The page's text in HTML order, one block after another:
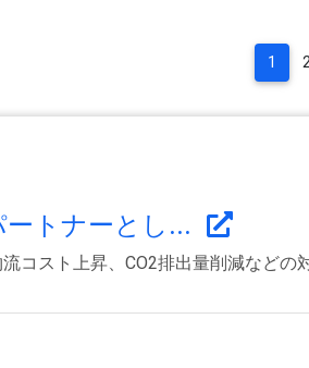
1
ートナーとし...
コスト上昇、CO2排出量削減などの